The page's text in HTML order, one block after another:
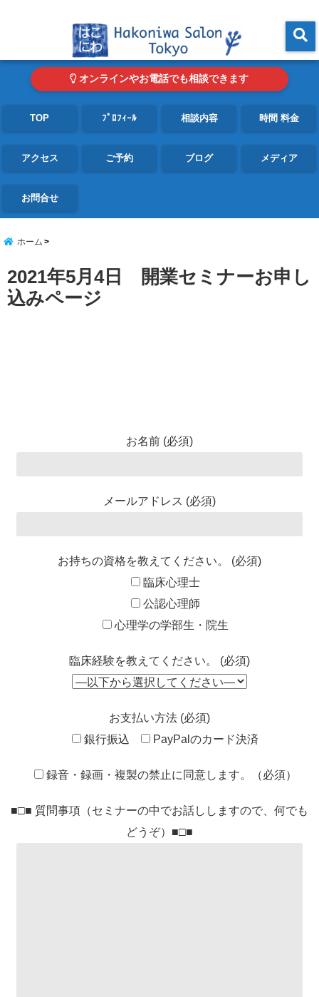
オンラインやお電話でも相談できます
TOP ﾌﾟﾛﾌｨｰﾙ 相談内容 時間 料金
アクセス ご予約 ブログ メディア
お問合せ
ホーム
2021年5月4日 開業セミナーお申し
込みページ
お名前 (必須)
メールアドレス (必須)
お持ちの資格を教えてください。 (必須)
臨床心理士
公認心理師
心理学の学部生・院生
臨床経験を教えてください。 (必須)
お支払い方法 (必須)
銀行振込
PayPalのカード決済
録音・録画・複製の禁止に同意します。（必須）
■□■ 質問事項（セミナーの中でお話ししますので、何でも
どうぞ）■□■